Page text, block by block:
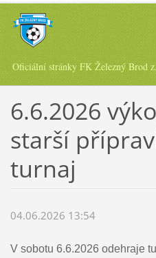
Oficiální stránky FK Železný Brod
6.6.2026
starší
turnaj
04.06.2026 13:54
V sobotu 6.6.2026 odehraje